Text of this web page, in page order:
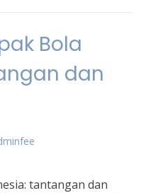
Bola
dan
tantangan dan